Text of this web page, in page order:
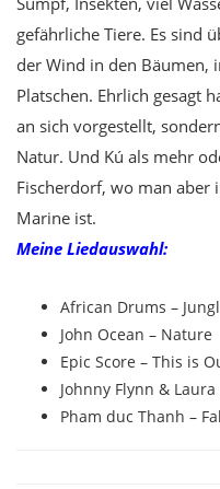
gefährliche Tiere. Es sind
der Wind in den Bäumen,
Platschen. Ehrlich gesagt
an sich vorgestellt,
Natur. Und Kú als mehr
Fischerdorf, wo man aber
Marine ist.
Meine Liedauswahl:
African Drums –
John Ocean – Nature
Epic Score – This is
Johnny Flynn &
Pham duc Thanh –